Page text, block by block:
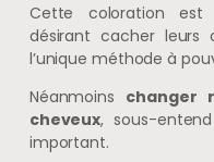
Cette coloration est
désirant cacher leurs
l’unique méthode à
Néanmoins changer
cheveux, sous-
important.